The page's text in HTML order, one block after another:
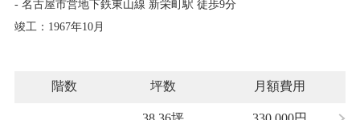
- 名古屋市営地下鉄東山線 新栄町駅 徒歩9分
竣工：1967年10月
階数 坪数 月額費用